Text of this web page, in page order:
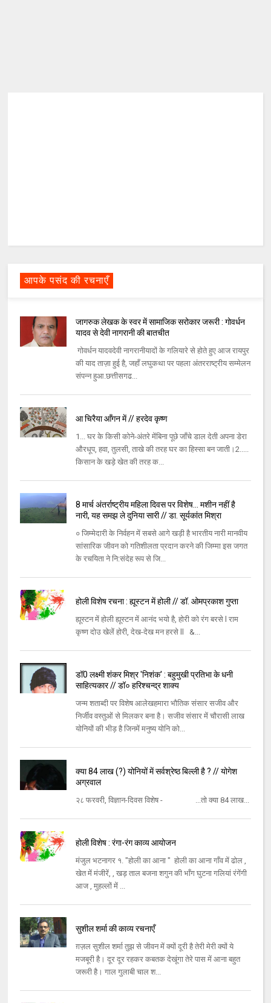
आपके पसंद की रचनाएँ
जागरुक लेखक के स्वर में सामाजिक सरोकार जरूरी : गोवर्धन
यादव से देवी नागरानी की बातचीत
गोवर्धन यादवदेवी नागरानीयादों के गलियारे से होते हुए आज रायपुर
की याद ताज़ा हुई है, जहाँ लघुकथा पर पहला अंतरराष्ट्रीय सम्मेलन
संपन्न हुआ.छत्तीसगढ...
आ चिरैया आँगन में // हरदेव कृष्ण
1... घर के किसी कोने-अंतरे मेंबिना पूछे जाँचे डाल देती अपना डेरा
औरधूप, हवा, तुलसी, ताखे की तरह घर का हिस्सा बन जाती।2.....
किसान के खड़े खेत की तरह क...
8 मार्च अंतर्राष्ट्रीय महिला दिवस पर विशेष... मशीन नहीं है
नारी, यह समझ ले दुनिया सारी // डा. सूर्यकांत मिश्रा
० जिम्मेदारी के निर्वहन में सबसे आगे खड़ी है भारतीय नारी मानवीय
सांसारिक जीवन को गतिशीलता प्रदान करने की जिम्मा इस जगत
के रचयिता ने नि:संदेह रूप से जि...
होली विशेष रचना : ह्यूस्टन में होली // डॉ. ओमप्रकाश गुप्ता
ह्यूस्टन में होली ह्यूस्टन में आनंद भयो है, होरी को रंग बरसे l राम
कृष्ण दोउ खेलें होरी, देख-देख मन हरसे ll &...
डॉ0 लक्ष्मी शंकर मिश्र 'निशंक' : बहुमुखी प्रतिभा के धनी
साहित्यकार // डॉ० हरिश्चन्द्र शाक्य
जन्म शताब्दी पर विशेष आलेखहमारा भौतिक संसार सजीव और
निर्जीव वस्तुओं से मिलकर बना है। सजीव संसार में चौरासी लाख
योनियों की भीड़ है जिनमें मनुष्य योनि को...
क्या 84 लाख (?) योनियों में सर्वश्रेष्ठ बिल्ली है ? // योगेश
अग्रवाल
२८ फरवरी, विज्ञान-दिवस विशेष - ...तो क्या 84 लाख...
होली विशेष : रंगा-रंग काव्य आयोजन
मंजुल भटनागर १. "होली का आना " होली का आना गाँव में ढोल ,
खेत में मंजीरें, , खड़ ताल बजना शगुन की भाँग घुटना गलियां रंगेंगी
आज , मुहल्लों में ...
सुशील शर्मा की काव्य रचनाएँ
ग़ज़ल सुशील शर्मा तुझ से जीवन में क्यों दूरी है तेरी मेरी क्यों ये
मजबूरी है। दूर दूर रहकर कबतक देखूंगा तेरे पास में आना बहुत
जरूरी है। गाल गुलाबी चाल श...